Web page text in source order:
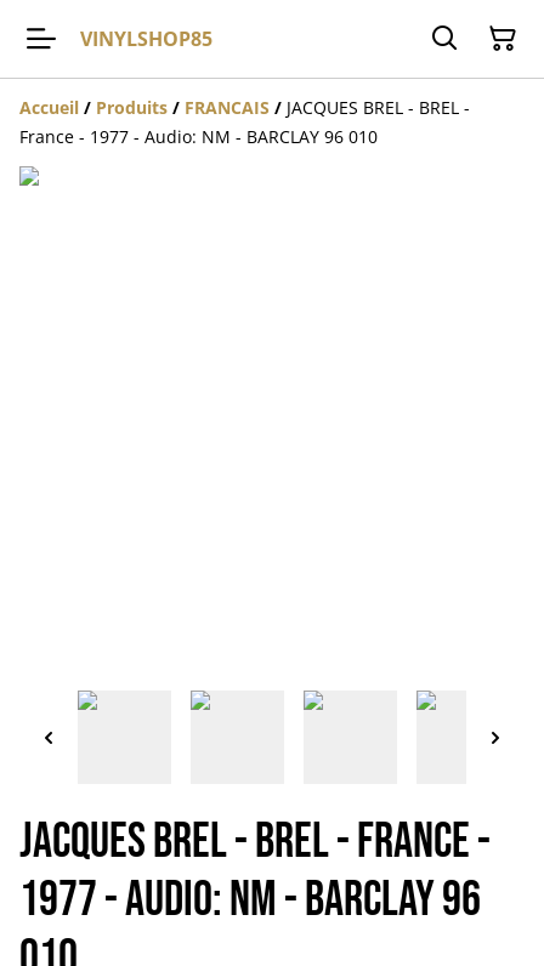
VINYLSHOP85
Accueil / Produits / FRANCAIS / JACQUES BREL - BREL -
France - 1977 - Audio: NM - BARCLAY 96 010
JACQUES BREL - BREL - France -
1977 - Audio: NM - BARCLAY 96